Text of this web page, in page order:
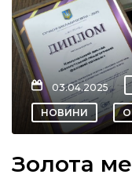
новини
03.04.2025
НОВИНИ
Золота